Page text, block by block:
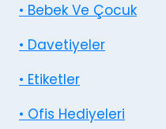
• Bebek Ve Çocuk
• Davetiyeler
• Etiketler
• Ofis Hediyeleri